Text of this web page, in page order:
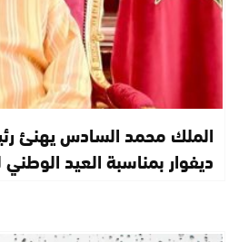
الملك محمد السادس يهنئ
ديفوار بمناسبة العيد الوطني